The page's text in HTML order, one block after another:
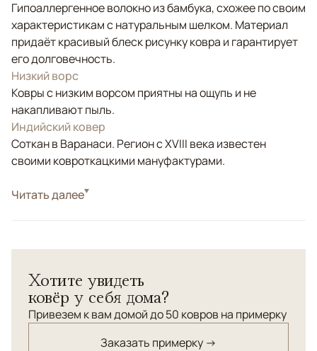
Гипоаллергенное волокно из бамбука, схожее по своим
характеристикам с натуральным шелком. Материал
придаёт красивый блеск рисунку ковра и гарантирует
его долговечность.
Низкий ворс
Ковры с низким ворсом приятны на ощупь и не
накапливают пыль.
Индийский ковер
Соткан в Варанаси. Регион с XVIII века известен
своими ковроткацкими мануфактурами.
СтильСовременные
Читать далее
Хотите увидеть
ковёр у себя дома?
Привезем к вам домой до 50 ковров на примерку
Заказать примерку →